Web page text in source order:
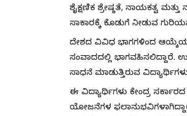
ಶೈಕ್ಷಣಿಕ ಶ್ರೇಷ್ಠತೆ, ನಾಯಕತ್ವ
ಸಾಕಾರಕ್ಕೆ ಕೊಡುಗೆ ನೀಡುವ
ದೇಶದ ವಿವಿಧ ಭಾಗಗಳಿಂದ
ಸಂವಾದದಲ್ಲಿ ಭಾಗವಹಿಸಲಿದ್ದಾರೆ.
ಸಾಧನೆ ಮಾಡುತ್ತಿರುವ
ಈ ವಿದ್ಯಾರ್ಥಿಗಳು ಕೇಂದ್ರ
ಯೋಜನೆಗಳ